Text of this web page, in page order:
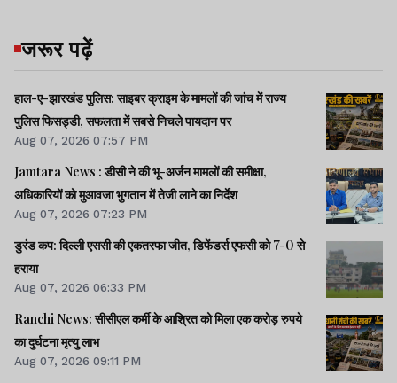
जरूर पढ़ें
हाल-ए-झारखंड पुलिस: साइबर क्राइम के मामलों की जांच में राज्य
पुलिस फिसड्डी, सफलता में सबसे निचले पायदान पर
Aug 07, 2026 07:57 PM
Jamtara News : डीसी ने की भू-अर्जन मामलों की समीक्षा,
अधिकारियों को मुआवजा भुगतान में तेजी लाने का निर्देश
Aug 07, 2026 07:23 PM
डुरंड कप: दिल्ली एससी की एकतरफा जीत, डिफेंडर्स एफसी को 7-0 से
हराया
Aug 07, 2026 06:33 PM
Ranchi News: सीसीएल कर्मी के आश्रित को मिला एक करोड़ रुपये
का दुर्घटना मृत्यु लाभ
Aug 07, 2026 09:11 PM